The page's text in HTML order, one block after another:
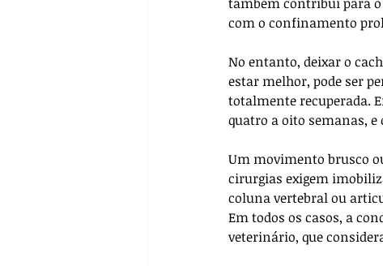
também contribui para o
com o confinamento
No entanto, deixar o
estar melhor, pode ser
totalmente recuperada.
quatro a oito semanas,
Um movimento brusco
cirurgias exigem
coluna vertebral ou
Em todos os casos, a
veterinário, que